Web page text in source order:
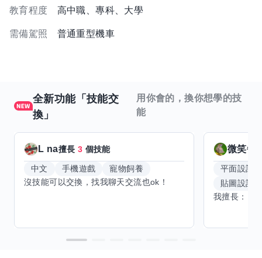
教育程度 高中職、專科、大學
需備駕照 普通重型機車
全新功能「技能交
換」
用你會的，換你想學的技
能
L na擅長 3 個技能
中文 手機遊戲
寵物飼養
沒技能可以交換，找我聊天交流也ok！
微笑每
平面設計
貼圖設計